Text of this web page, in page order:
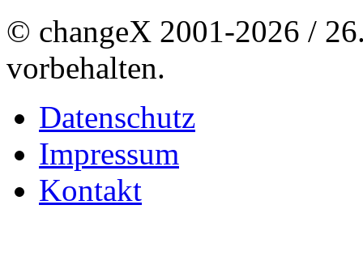
© changeX 2001-2026 /
vorbehalten.
Datenschutz
Impressum
Kontakt